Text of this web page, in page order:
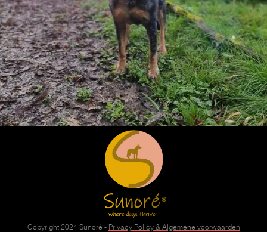
Copyright 2024 Sunoré - Privacy Policy & Algemene voorwaarden